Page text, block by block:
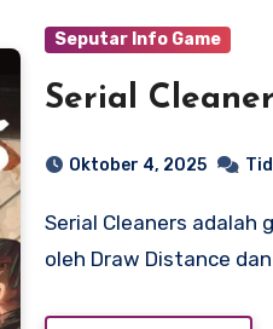
Seputar Info Game
Serial
Oktober 4, 2025
Serial Cleaners adalah gim siluman yang dikembangkan
oleh Draw Distance